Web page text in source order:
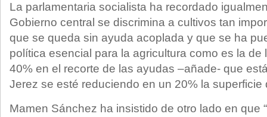
La parlamentaria socialista ha recordado
Gobierno central se discrimina a cultivos tan
que se queda sin ayuda acoplada y que se ha
política esencial para la agricultura como es la de
40% en el recorte de las ayudas –añade- que
Jerez se esté reduciendo en un 20% la superficie
Mamen Sánchez ha insistido de otro lado en que